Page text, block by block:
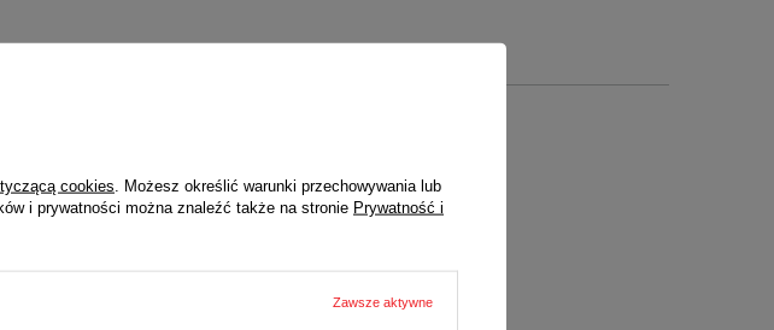
fakturę VAT)
cookies . Możesz określić warunki przechowywania lub
i prywatności można znaleźć także na stronie Prywatność i
Zawsze aktywne